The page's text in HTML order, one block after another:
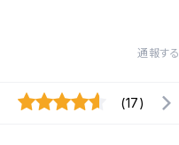
通報する
(17)